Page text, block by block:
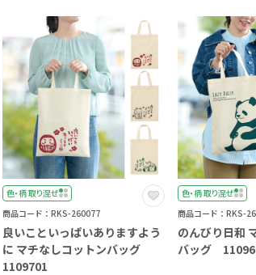
1
2
3
4
6
7
8
9
10
色・柄 取り混ぜ
商品コード：RKS-260077
良いこといっぱいありますよう
に マチなしコットンバッグ
1109701
色・柄 取り混ぜ
商品コード：RKS-
のんびり日和
バッグ